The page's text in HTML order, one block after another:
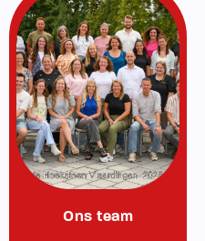
Ons team